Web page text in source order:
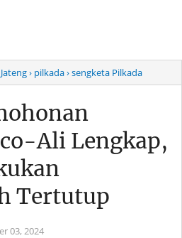
› pilkada› sengketa Pilkada
Ali Lengkap,
Tertutup
03, 2024